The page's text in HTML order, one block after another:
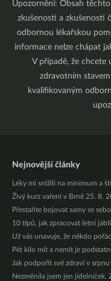
Upozornění: Obsah
zkušenosti a zkušenosti
odbornou lékařskou
informace nelze chápat
V případě, že chcete
zdravotním
kvalifikovaným
Nejnovější články
Léky mi snížili na minimum a
Živý kurz vaření v Brně 25. 8.
Přestaňte bojovat samy se
10 tipů, jak zpracovat letní
Už vás unavuje, že někdo
Pět kilo mít a nemít je
Jak podpořit své zdraví v srpnu
Nezměnila jsem jen jídelníček.